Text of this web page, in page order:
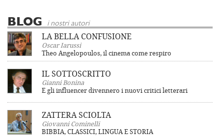
BLOG i nostri autori
LA BELLA CONFUSIONE
Oscar Iarussi
Theo Angelopoulos, il cinema come respiro
IL SOTTOSCRITTO
Gianni Bonina
E gli influencer divennero i nuovi critici letterari
ZATTERA SCIOLTA
Giovanni Cominelli
BIBBIA, CLASSICI, LINGUA E STORIA